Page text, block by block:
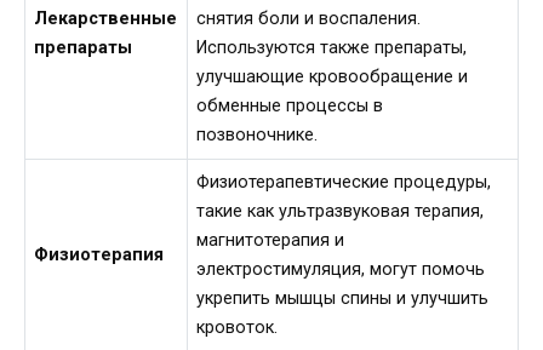
Лекарственные
препараты
снятия боли и воспаления.
Используются также препараты,
улучшающие кровообращение и
обменные процессы в
позвоночнике.
Физиотерапия
Физиотерапевтические процедуры,
такие как ультразвуковая терапия,
магнитотерапия и
электростимуляция, могут помочь
укрепить мышцы спины и улучшить
кровоток.